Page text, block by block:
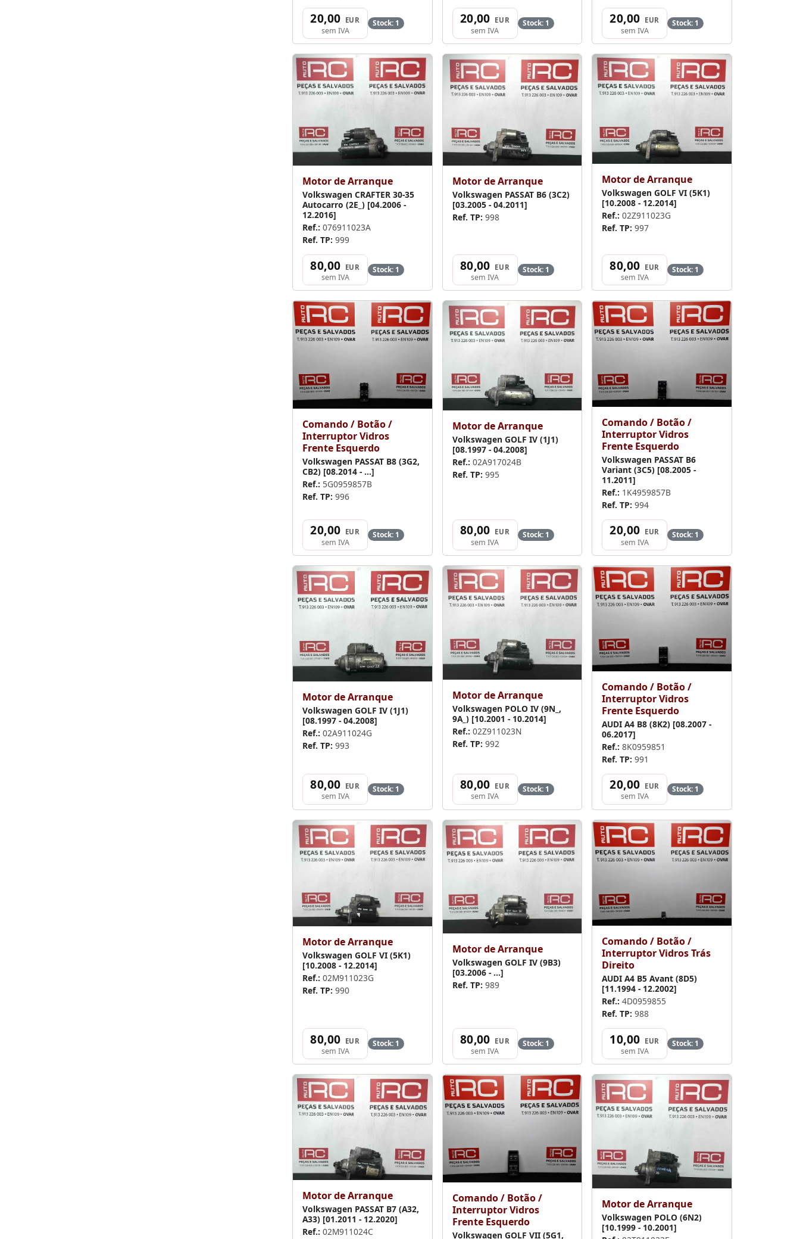
20,00 EUR
sem IVA
Stock: 1 20,00 EUR
sem IVA
Stock: 1 20,00 EUR
sem IVA
Stock: 1
Motor de Arranque
Volkswagen CRAFTER 30-35
Autocarro (2E_) [04.2006 -
12.2016]
Ref.: 076911023A
Ref. TP: 999
80,00 EUR
sem IVA
Stock: 1
Motor de Arranque
Volkswagen PASSAT B6 (3C2)
[03.2005 - 04.2011]
Ref. TP: 998
80,00 EUR
sem IVA
Stock: 1
Motor de Arranque
Volkswagen GOLF VI (5K1)
[10.2008 - 12.2014]
Ref.: 02Z911023G
Ref. TP: 997
80,00 EUR
sem IVA
Stock: 1
Comando / Botão /
Interruptor Vidros
Frente Esquerdo
Volkswagen PASSAT B8 (3G2,
CB2) [08.2014 - ...]
Ref.: 5G0959857B
Ref. TP: 996
20,00 EUR
sem IVA
Stock: 1
Motor de Arranque
Volkswagen GOLF IV (1J1)
[08.1997 - 04.2008]
Ref.: 02A917024B
Ref. TP: 995
80,00 EUR
sem IVA
Stock: 1
Comando / Botão /
Interruptor Vidros
Frente Esquerdo
Volkswagen PASSAT B6
Variant (3C5) [08.2005 -
11.2011]
Ref.: 1K4959857B
Ref. TP: 994
20,00 EUR
sem IVA
Stock: 1
Motor de Arranque
Volkswagen GOLF IV (1J1)
[08.1997 - 04.2008]
Ref.: 02A911024G
Ref. TP: 993
80,00 EUR
sem IVA
Stock: 1
Motor de Arranque
Volkswagen POLO IV (9N_,
9A_) [10.2001 - 10.2014]
Ref.: 02Z911023N
Ref. TP: 992
80,00 EUR
sem IVA
Stock: 1
Comando / Botão /
Interruptor Vidros
Frente Esquerdo
AUDI A4 B8 (8K2) [08.2007 -
06.2017]
Ref.: 8K0959851
Ref. TP: 991
20,00 EUR
sem IVA
Stock: 1
Motor de Arranque
Volkswagen GOLF VI (5K1)
[10.2008 - 12.2014]
Ref.: 02M911023G
Ref. TP: 990
80,00 EUR
sem IVA
Stock: 1
Motor de Arranque
Volkswagen GOLF IV (9B3)
[03.2006 - ...]
Ref. TP: 989
80,00 EUR
sem IVA
Stock: 1
Comando / Botão /
Interruptor Vidros Trás
Direito
AUDI A4 B5 Avant (8D5)
[11.1994 - 12.2002]
Ref.: 4D0959855
Ref. TP: 988
10,00 EUR
sem IVA
Stock: 1
Motor de Arranque
Volkswagen PASSAT B7 (A32,
A33) [01.2011 - 12.2020]
Ref.: 02M911024C
Comando / Botão /
Interruptor Vidros
Frente Esquerdo
Volkswagen GOLF VII (5G1,
Motor de Arranque
Volkswagen POLO (6N2)
[10.1999 - 10.2001]